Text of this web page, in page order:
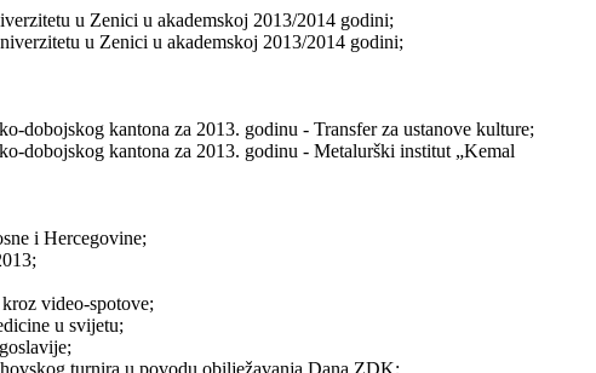
u Zenici u akademskoj 2013/2014 godini;
u Zenici u akademskoj 2013/2014 godini;
dobojskog kantona za 2013. godinu - Transfer za ustanove kulture;
dobojskog kantona za 2013. godinu - Metalurški institut „Kemal
i Hercegovine;
video-spotove;
u svijetu;